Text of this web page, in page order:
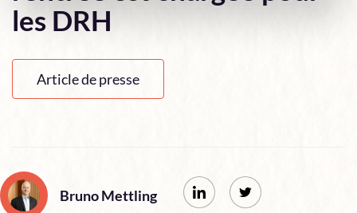
les DRH
Article de presse
Bruno Mettling